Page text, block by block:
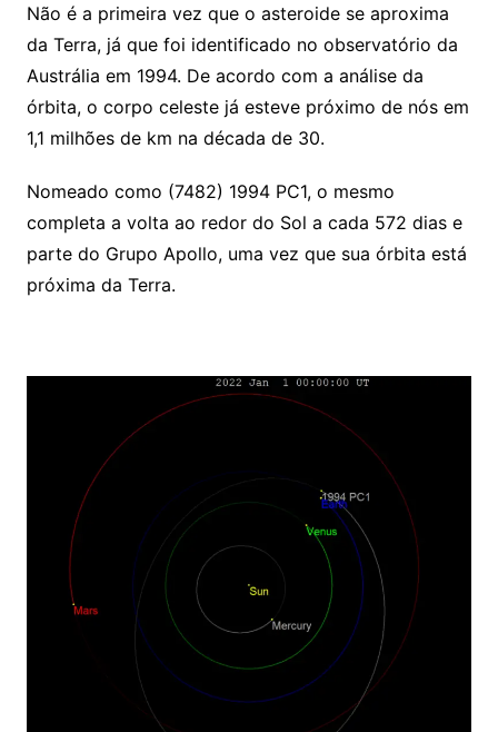
Não é a primeira vez que o asteroide se aproxima
da Terra, já que foi identificado no observatório da
Austrália em 1994. De acordo com a análise da
órbita, o corpo celeste já esteve próximo de nós em
1,1 milhões de km na década de 30.
Nomeado como (7482) 1994 PC1, o mesmo
completa a volta ao redor do Sol a cada 572 dias e
parte do Grupo Apollo, uma vez que sua órbita está
próxima da Terra.